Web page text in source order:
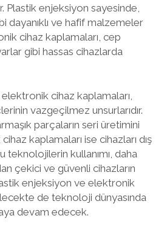
Plastik enjeksiyon sayesinde,
dayanıklı ve hafif malzemeler
cihaz kaplamaları, cep
gibi hassas cihazlarda
cihaz kaplamaları,
vazgeçilmez unsurlarıdır.
parçaların seri üretimini
kaplamaları ise cihazları dış
teknolojilerin kullanımı, daha
çekici ve güvenli cihazların
enjeksiyon ve elektronik
de teknoloji dünyasında
devam edecek.